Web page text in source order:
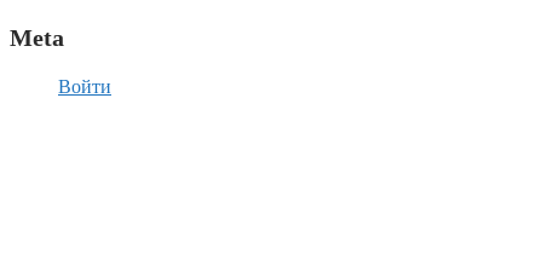
Meta
Войти